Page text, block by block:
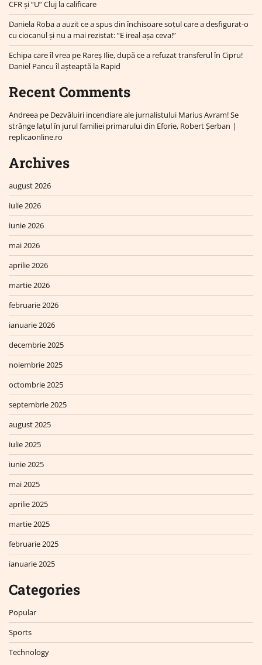
CFR și ”U” Cluj la calificare
Daniela Roba a auzit ce a spus din închisoare soțul care a desfigurat-o
cu ciocanul și nu a mai rezistat: ”E ireal așa ceva!”
Echipa care îl vrea pe Rareș Ilie, după ce a refuzat transferul în Cipru!
Daniel Pancu îl așteaptă la Rapid
Recent Comments
Andreea pe Dezvăluiri incendiare ale jurnalistului Marius Avram! Se
strânge lațul în jurul familiei primarului din Eforie, Robert Șerban |
replicaonline.ro
Archives
august 2026
iulie 2026
iunie 2026
mai 2026
aprilie 2026
martie 2026
februarie 2026
ianuarie 2026
decembrie 2025
noiembrie 2025
octombrie 2025
septembrie 2025
august 2025
iulie 2025
iunie 2025
mai 2025
aprilie 2025
martie 2025
februarie 2025
ianuarie 2025
Categories
Popular
Sports
Technology